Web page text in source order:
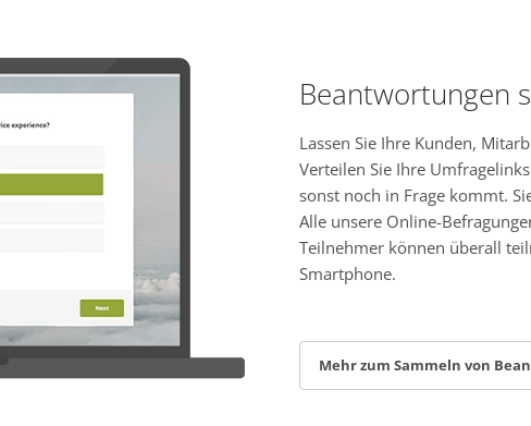
Beantwortungen
Lassen Sie Ihre Kunden,
Verteilen Sie Ihre
sonst noch in Frage kommt.
Alle unsere Online-
Teilnehmer können überall
Smartphone.
Mehr zum Sammeln von